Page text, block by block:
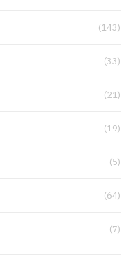
(143)
(33)
(21)
(19)
(5)
(64)
(7)